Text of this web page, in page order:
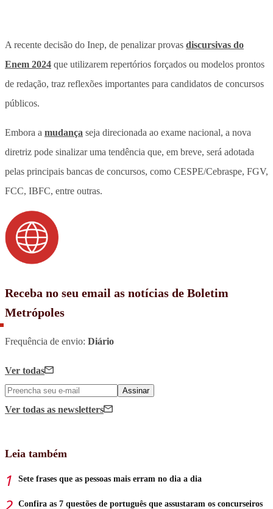
A recente decisão do Inep, de penalizar provas discursivas do
Enem 2024 que utilizarem repertórios forçados ou modelos prontos
de redação, traz reflexões importantes para candidatos de concursos
públicos.
Embora a mudança seja direcionada ao exame nacional, a nova
diretriz pode sinalizar uma tendência que, em breve, será adotada
pelas principais bancas de concursos, como CESPE/Cebraspe, FGV,
FCC, IBFC, entre outras.
Receba no seu email as notícias de Boletim
Metrópoles
Frequência de envio: Diário
Ver todas
Assinar
Ver todas as newsletters
Leia também
Sete frases que as pessoas mais erram no dia a dia
Confira as 7 questões de português que assustaram os concurseiros